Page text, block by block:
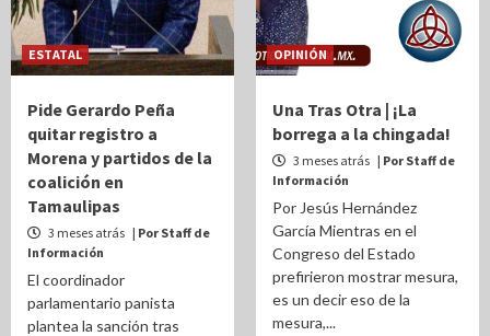
ESTATAL
Pide Gerardo Peña
quitar registro a
Morena y partidos de la
coalición en
Tamaulipas
3 meses atrás | Por Staff de
Información
El coordinador
parlamentario panista
plantea la sanción tras
OPINIÓN
Una Tras Otra | ¡La
borrega a la chingada!
3 meses atrás | Por Staff de
Información
Por Jesús Hernández
García Mientras en el
Congreso del Estado
prefirieron mostrar mesura,
es un decir eso de la
mesura,...